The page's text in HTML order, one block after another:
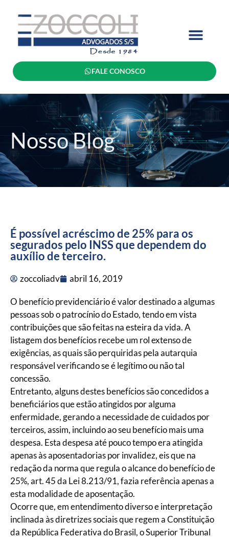
FALE CONOSCO
Nosso Blog
É possível acréscimo de 25% para os
segurados pelo INSS que dependem do
auxílio de terceiro.
zoccoliadv abril 16, 2019
O benefício previdenciário é valor destinado a algumas
pessoas sob o patrocínio do Estado, tendo em vista
contribuições que são feitas na esteira da vida. A
listagem dos benefícios recebe um rol extenso de
exigências, as quais são perquiridas pela autarquia
responsável verificando se é legítimo ou não tal
concessão.
Entretanto, alguns destes benefícios são concedidos a
beneficiários que estão atingidos por alguma
enfermidade, gerando a necessidade de cuidados por
terceiros, assim, incluindo ao seu benefício mais uma
despesa. Esta despesa até pouco tempo era atingida
apenas às aposentadorias por invalidez, eis que na
redação da norma que regula o alcance do benefício de
25%, art. 45 da Lei 8.213/91, fazia referência apenas a
esta modalidade de aposentação.
Ocorre que, em entendimento diverso e interpretação
inclinada às diretrizes sociais que regem a Constituição
da República Federativa do Brasil, o Superior Tribunal